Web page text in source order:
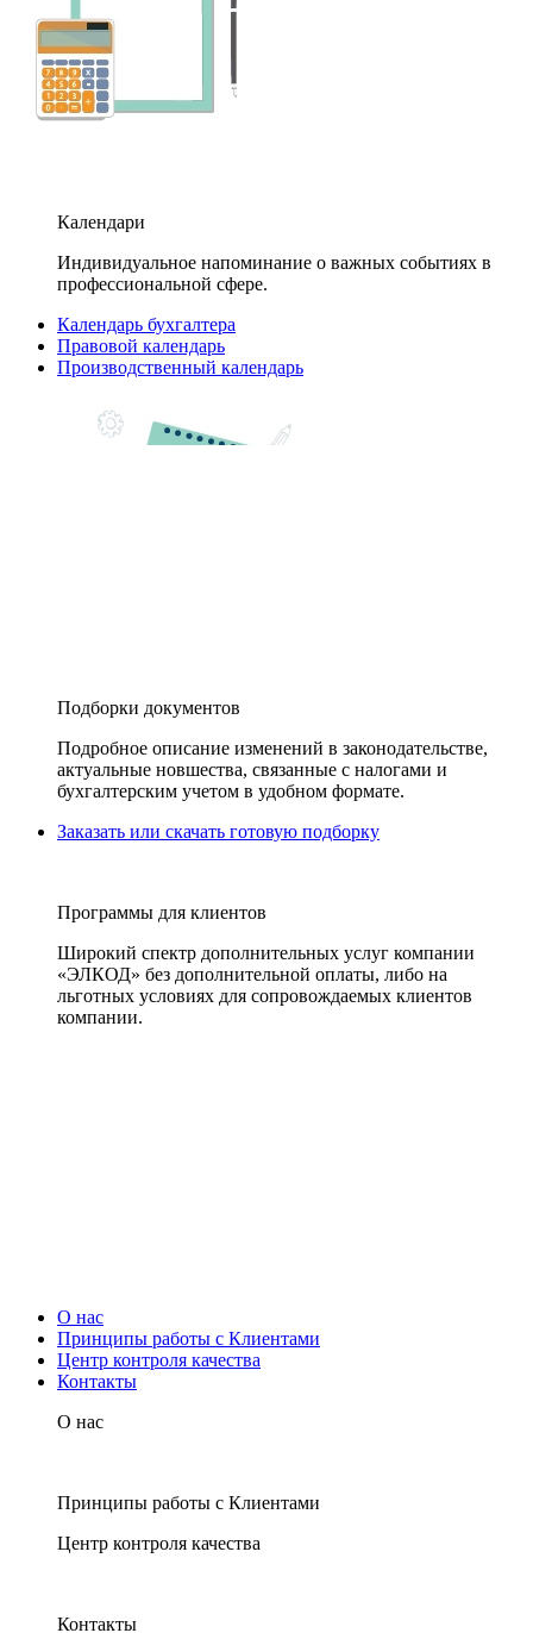
Календари
Индивидуальное напоминание о важных событиях в
профессиональной сфере.
Календарь бухгалтера
Правовой календарь
Производственный календарь
Подборки документов
Подробное описание изменений в законодательстве,
актуальные новшества, связанные с налогами и
бухгалтерским учетом в удобном формате.
Заказать или скачать готовую подборку
Программы для клиентов
Широкий спектр дополнительных услуг компании
«ЭЛКОД» без дополнительной оплаты, либо на
льготных условиях для сопровождаемых клиентов
компании.
О нас
Принципы работы с Клиентами
Центр контроля качества
Контакты
О нас
Принципы работы с Клиентами
Центр контроля качества
Контакты